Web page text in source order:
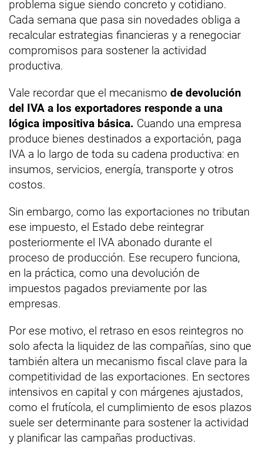
problema sigue siendo concreto y cotidiano.
Cada semana que pasa sin novedades obliga a
recalcular estrategias financieras y a renegociar
compromisos para sostener la actividad
productiva.
Vale recordar que el mecanismo de devolución
del IVA a los exportadores responde a una
lógica impositiva básica. Cuando una empresa
produce bienes destinados a exportación, paga
IVA a lo largo de toda su cadena productiva: en
insumos, servicios, energía, transporte y otros
costos.
Sin embargo, como las exportaciones no tributan
ese impuesto, el Estado debe reintegrar
posteriormente el IVA abonado durante el
proceso de producción. Ese recupero funciona,
en la práctica, como una devolución de
impuestos pagados previamente por las
empresas.
Por ese motivo, el retraso en esos reintegros no
solo afecta la liquidez de las compañías, sino que
también altera un mecanismo fiscal clave para la
competitividad de las exportaciones. En sectores
intensivos en capital y con márgenes ajustados,
como el frutícola, el cumplimiento de esos plazos
suele ser determinante para sostener la actividad
y planificar las campañas productivas.